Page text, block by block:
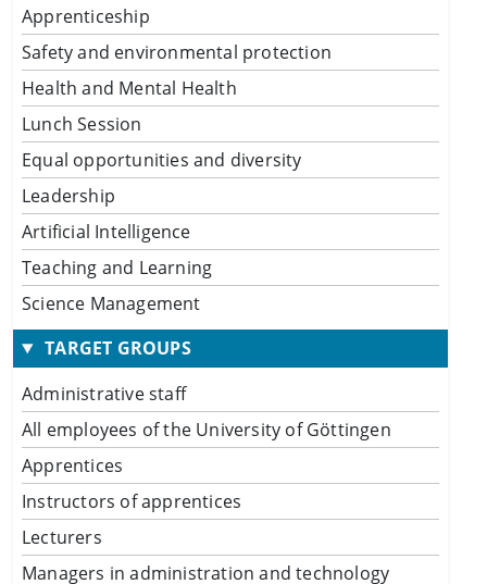
Apprenticeship
Safety and environmental protection
Health and Mental Health
Lunch Session
Equal opportunities and diversity
Leadership
Artificial Intelligence
Teaching and Learning
Science Management
TARGET GROUPS
Administrative staff
All employees of the University of Göttingen
Apprentices
Instructors of apprentices
Lecturers
Managers in administration and technology